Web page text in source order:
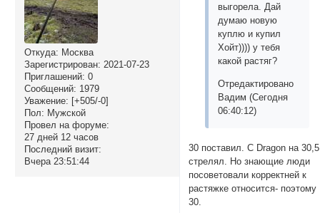
Откуда: Москва
Зарегистрирован: 2021-07-23
Приглашений: 0
Сообщений: 1979
Уважение: [+505/-0]
Пол: Мужской
Провел на форуме:
27 дней 12 часов
Последний визит:
Вчера 23:51:44
выгорела. Дай
думаю новую
куплю и купил
Хойт)))) у тебя
какой растяг?
Отредактировано
Вадим (Сегодня
06:40:12)
30 поставил. С Dragon на 30,5
стрелял. Но знающие люди
посоветовали корректней к
растяжке относится- поэтому
30.